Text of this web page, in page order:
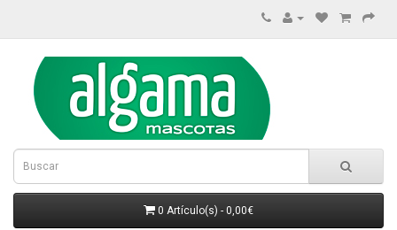
0 Artículo(s) - 0,00€